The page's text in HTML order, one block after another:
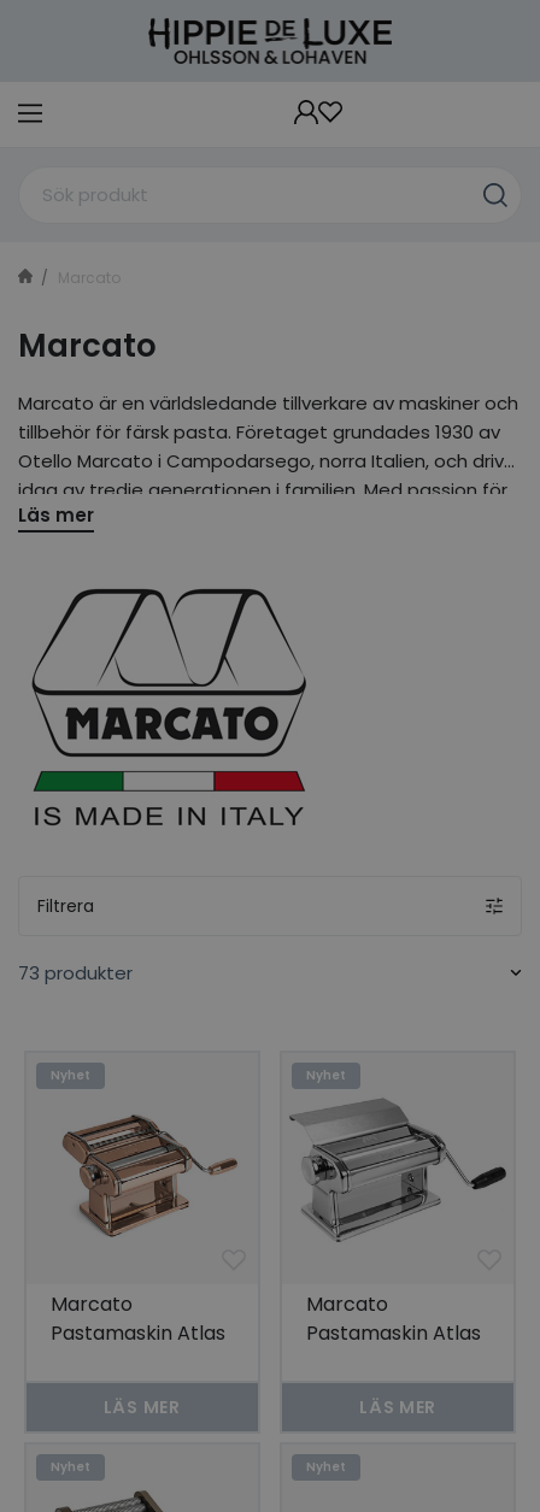
Marcato
Marcato
Marcato är en världsledande tillverkare av maskiner och
tillbehör för färsk pasta. Företaget grundades 1930 av
Otello Marcato i Campodarsego, norra Italien, och drivs
idag av tredje generationen i familjen. Med passion för
kvalitet och italienskt hantverk har Marcato blivit ett
Läs mer
Filtrera
73 produkter
Nyhet
Marcato
Pastamaskin Atlas
LÄS MER
Nyhet
Marcato
Pastamaskin Atlas
LÄS MER
Nyhet Nyhet